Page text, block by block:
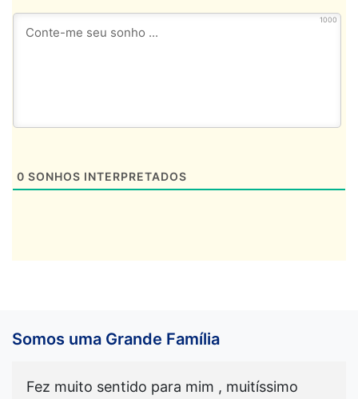
1000
0 SONHOS INTERPRETADOS
Somos uma Grande Família
Fez muito sentido para mim , muitíssimo